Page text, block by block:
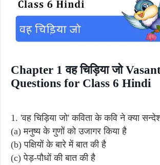
Chapter 1 वह चिड़िया जो
Questions for Class 6 Hindi
1. 'वह चिड़िया जो' कविता के कवि ने क्या
(a) मनुष्य के गुणों को उजागर किया है
(b) पक्षियों के बारे में बात की है
(c) पेड़-पौधों की बात की है